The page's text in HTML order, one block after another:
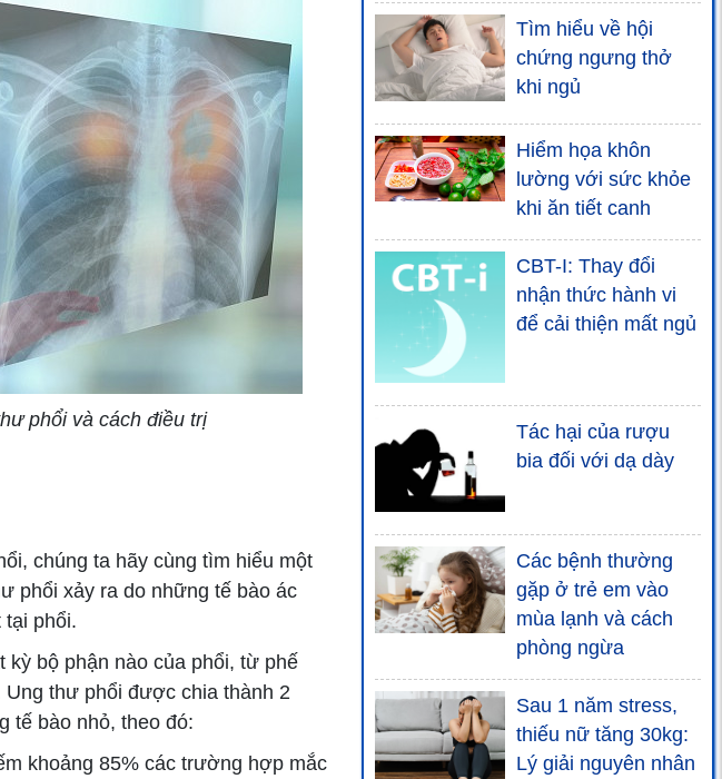
phổi và cách điều trị
chúng ta hãy cùng tìm hiểu một
phổi xảy ra do những tế bào ác
tại phổi.
bộ phận nào của phổi, từ phế
thư phổi được chia thành 2
tế bào nhỏ, theo đó:
khoảng 85% các trường hợp mắc
Tìm hiểu về hội
chứng ngưng thở
khi ngủ
Hiểm họa khôn
lường với sức khỏe
khi ăn tiết canh
CBT-I: Thay đổi
nhận thức hành vi
để cải thiện mất ngủ
Tác hại của rượu
bia đối với dạ dày
Các bệnh thường
gặp ở trẻ em vào
mùa lạnh và cách
phòng ngừa
Sau 1 năm stress,
thiếu nữ tăng 30kg:
Lý giải nguyên nhân